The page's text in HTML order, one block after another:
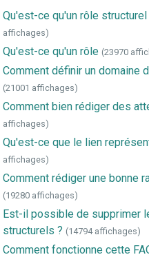
Qu'est-ce qu'un rôle structurel
affichages)
Qu'est-ce qu'un rôle (23970
Comment définir un domaine
(21001 affichages)
Comment bien rédiger des
affichages)
Qu'est-ce que le lien
affichages)
Comment rédiger une bonne
(19280 affichages)
Est-il possible de supprimer
structurels ? (14794 affichages)
Comment fonctionne cette